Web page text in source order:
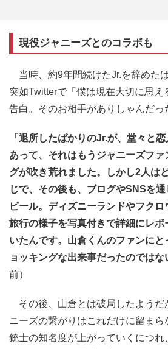
現役ジャニーズとのコラボも
当時、約9年間続けたJr.を辞めた
突如Twitterで「僕は現在大切に思え
告白。そのお相手がありしゃんだっ
「退所したばかりのJr.が、堂々と
あって、それはもうジャニーズフ
グが吹き荒れました。しかし2人は
じで、その後も、ブログやSNSを
ピール。ディズニーランドやフク
旅行の様子を写真付きで詳細にレポ
いたんです。山倉くんのファンに
ョッキングな出来事だったのではな
前）
その後、山倉とは破局したようだ
ニーズの繋がりはこれだけに留ま
銃士の知名度が上がっていくにつれ